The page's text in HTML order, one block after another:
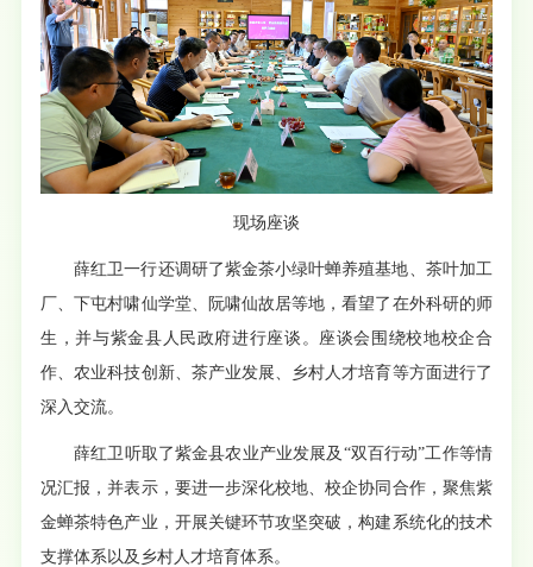
现场座谈
薛红卫一行还调研了紫金茶小绿叶蝉养殖基地、茶叶加工
厂、下屯村啸仙学堂、阮啸仙故居等地，看望了在外科研的师
生，并与紫金县人民政府进行座谈。座谈会围绕校地校企合
作、农业科技创新、茶产业发展、乡村人才培育等方面进行了
深入交流。
薛红卫听取了紫金县农业产业发展及“双百行动”工作等情
况汇报，并表示，要进一步深化校地、校企协同合作，聚焦紫
金蝉茶特色产业，开展关键环节攻坚突破，构建系统化的技术
支撑体系以及乡村人才培育体系。